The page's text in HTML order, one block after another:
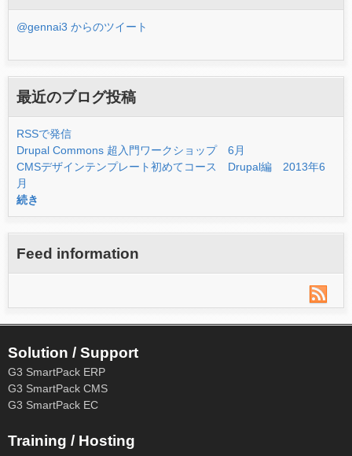
@gennai3 からのツイート
最近のブログ投稿
RSSで発信
Drupal Commons 超入門ワークショップ 6月
CMSデザインテンプレート初めてコース Drupal編 2013年6
月
続き
Feed information
Solution / Support
G3 SmartPack ERP
G3 SmartPack CMS
G3 SmartPack EC
Training / Hosting